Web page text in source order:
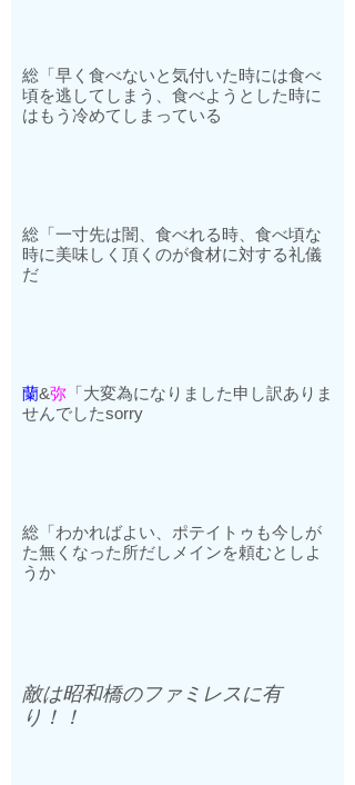
総「早く食べないと気付いた時には食べ
頃を逃してしまう、食べようとした時に
はもう冷めてしまっている
総「一寸先は闇、食べれる時、食べ頃な
時に美味しく頂くのが食材に対する礼儀
だ
蘭&弥 「大変為になりました申し訳ありま
せんでしたsorry
総「わかればよい、ポテイトゥも今しが
た無くなった所だしメインを頼むとしよ
うか
敵は昭和橋のファミレスに有
り！！